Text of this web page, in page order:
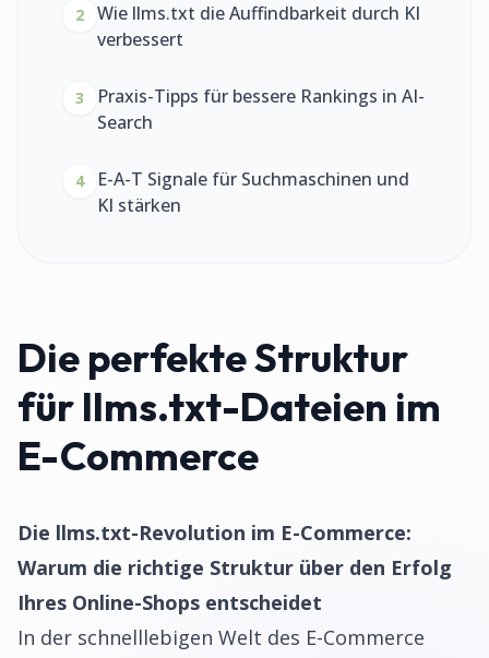
2
Wie llms.txt die Auffindbarkeit durch KI
verbessert
3
Praxis-Tipps für bessere Rankings in AI-
Search
4
E-A-T Signale für Suchmaschinen und
KI stärken
Die perfekte Struktur
für llms.txt-Dateien im
E-Commerce
Die llms.txt-Revolution im E-Commerce:
Warum die richtige Struktur über den Erfolg
Ihres Online-Shops entscheidet
In der schnelllebigen Welt des E-Commerce